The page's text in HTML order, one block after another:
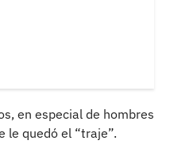
en especial de hombres
le quedó el “traje”.